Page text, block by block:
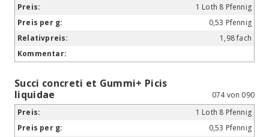
1 Loth 8 Pfennig
0,53 Pfennig
1,98 fach
Succi concreti et Gummi+ Picis
liquidae
074 von 090
1 Loth 8 Pfennig
0,53 Pfennig